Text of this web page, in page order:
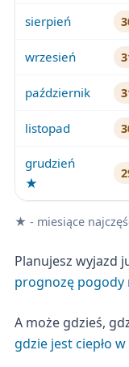
sierpień
wrzesień
październik
listopad
grudzień
★
★ - miesiące
Planujesz wyjazd
prognozę pogody
A może gdzieś,
gdzie jest ciepło